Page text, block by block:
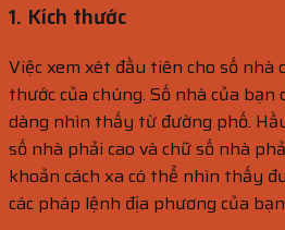
1. Kích thước
Việc xem xét đầu tiên cho số
thước của chúng. Số nhà của bạn
dàng nhìn thấy từ đường phố.
số nhà phải cao và chữ số nhà
khoản cách xa có thể nhìn thấy
các pháp lệnh địa phương của